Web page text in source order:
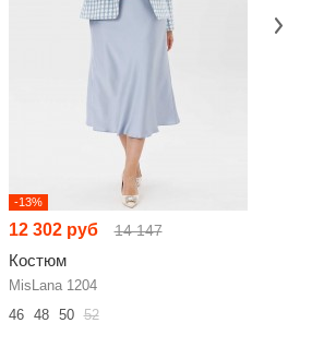
-13%
12 302 руб 14 147
Костюм
MisLana 1204
46
48 50 52